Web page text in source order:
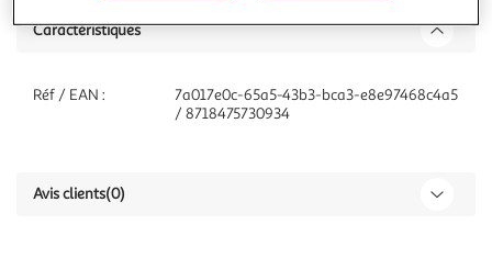
Caractéristiques
Réf / EAN :
7a017e0c-65a5-43b3-bca3-e8e97468c4a5
/ 8718475730934
Avis clients(0)